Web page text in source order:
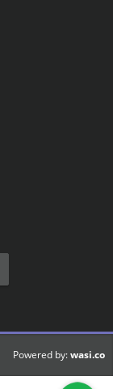
Powered by:wasi.co